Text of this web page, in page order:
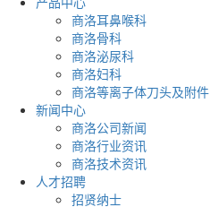
商洛耳鼻喉科
商洛骨科
商洛泌尿科
商洛妇科
商洛等离子体刀头及附件
新闻中心
商洛公司新闻
商洛行业资讯
商洛技术资讯
人才招聘
招贤纳士